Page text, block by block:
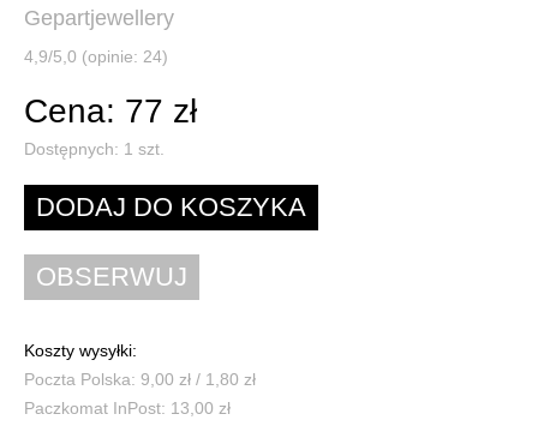
Gepartjewellery
4,9/5,0 (opinie: 24)
Cena: 77 zł
Dostępnych: 1 szt.
Koszty wysyłki:
Poczta Polska: 9,00 zł / 1,80 zł
Paczkomat InPost: 13,00 zł